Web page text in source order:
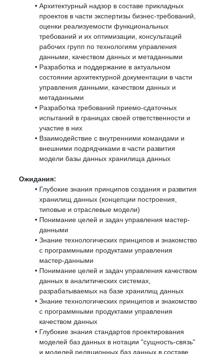
Архитектурный надзор в составе прикладных
проектов в части экспертизы бизнес-требований,
оценки реализуемости функциональных
требований и их оптимизации, консультаций
рабочих групп по технологиям управления
данными, качеством данных и метаданными
Разработка и поддержание в актуальном
состоянии архитектурной документации в части
управления данными, качеством данных и
метаданными
Разработка требований приемо-сдаточных
испытаний в границах своей ответственности и
участие в них
Взаимодействие с внутренними командами и
внешними подрядчиками в части развития
модели базы данных хранилища данных
Ожидания:
Глубокие знания принципов создания и развития
хранилищ данных (концепции построения,
типовые и отраслевые модели)
Понимание целей и задач управления мастер-
данными
Знание технологических принципов и знакомство
с программными продуктами управления
мастер-данными
Понимание целей и задач управления качеством
данных в аналитических системах,
разрабатываемых на базе хранилищ данных
Знание технологических принципов и знакомство
с программными продуктами управления
качеством данных
Глубокие знания стандартов проектирования
моделей баз данных в нотации "сущность-связь"
и моделей реляционных баз данных в составе